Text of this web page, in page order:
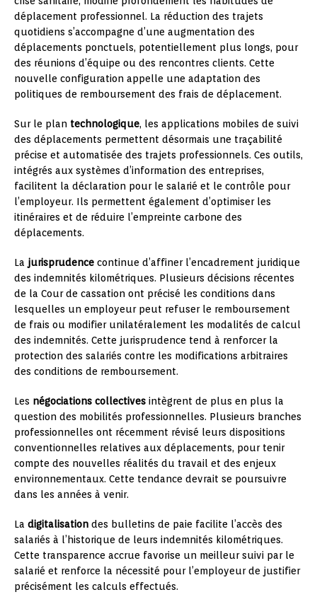
déplacement professionnel. La réduction des trajets
quotidiens s’accompagne d’une augmentation des
déplacements ponctuels, potentiellement plus longs, pour
des réunions d’équipe ou des rencontres clients. Cette
nouvelle configuration appelle une adaptation des
politiques de remboursement des frais de déplacement.
Sur le plan technologique, les applications mobiles de suivi
des déplacements permettent désormais une traçabilité
précise et automatisée des trajets professionnels. Ces outils,
intégrés aux systèmes d’information des entreprises,
facilitent la déclaration pour le salarié et le contrôle pour
l’employeur. Ils permettent également d’optimiser les
itinéraires et de réduire l’empreinte carbone des
déplacements.
La jurisprudence continue d’affiner l’encadrement juridique
des indemnités kilométriques. Plusieurs décisions récentes
de la Cour de cassation ont précisé les conditions dans
lesquelles un employeur peut refuser le remboursement
de frais ou modifier unilatéralement les modalités de calcul
des indemnités. Cette jurisprudence tend à renforcer la
protection des salariés contre les modifications arbitraires
des conditions de remboursement.
Les négociations collectives intègrent de plus en plus la
question des mobilités professionnelles. Plusieurs branches
professionnelles ont récemment révisé leurs dispositions
conventionnelles relatives aux déplacements, pour tenir
compte des nouvelles réalités du travail et des enjeux
environnementaux. Cette tendance devrait se poursuivre
dans les années à venir.
La digitalisation des bulletins de paie facilite l’accès des
salariés à l’historique de leurs indemnités kilométriques.
Cette transparence accrue favorise un meilleur suivi par le
salarié et renforce la nécessité pour l’employeur de justifier
précisément les calculs effectués.